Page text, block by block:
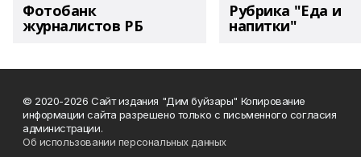
Фотобанк
журналистов РБ
Рубрика "Еда и
напитки"
© 2020-2026 Сайт издания "Дим буйзары" Копирование
информации сайта разрешено только с письменного согласия
администрации.
Об использовании персональных данных